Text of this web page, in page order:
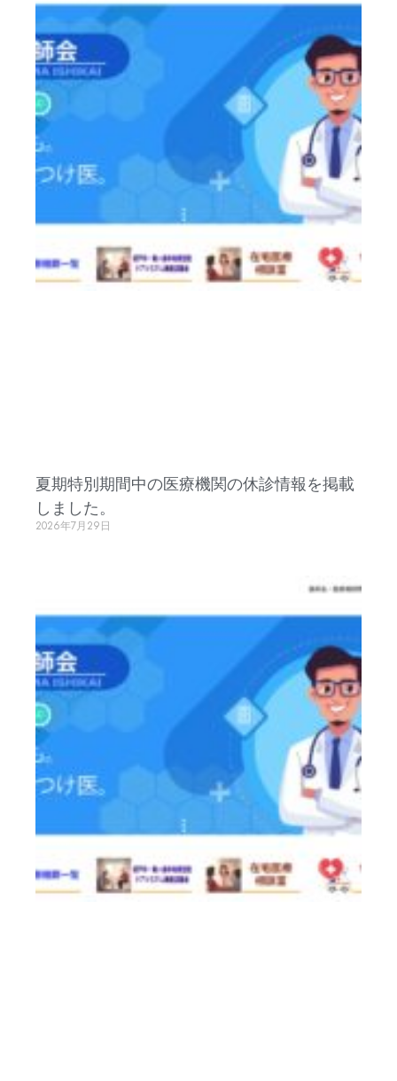
夏期特別期間中の医療機関の休診情報を掲載
しました。
2026年7月29日